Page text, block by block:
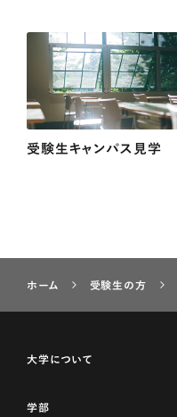
受験生キャンパス見学
ホーム 受験生の方
大学について
学部